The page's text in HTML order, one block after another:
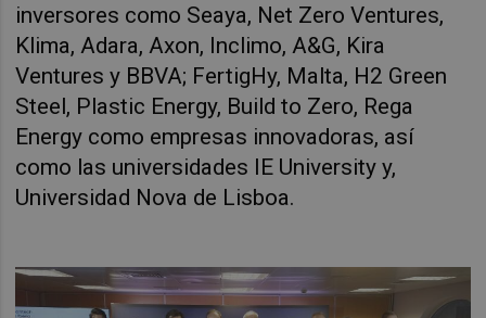
inversores como Seaya, Net Zero Ventures,
Klima, Adara, Axon, Inclimo, A&G, Kira
Ventures y BBVA; FertigHy, Malta, H2 Green
Steel, Plastic Energy, Build to Zero, Rega
Energy como empresas innovadoras, así
como las universidades IE University y,
Universidad Nova de Lisboa.